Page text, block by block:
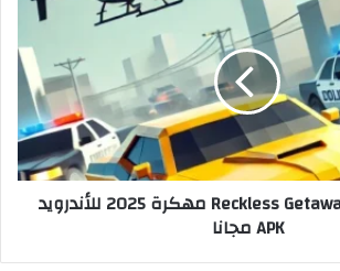
تحميل لعبة Reckless Getaway 2 مهكرة 2025 للأندرويد
APK مجانا